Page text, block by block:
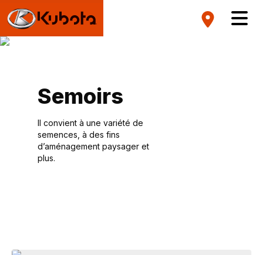
Semoirs
Il convient à une variété de
semences, à des fins
d’aménagement paysager et
plus.